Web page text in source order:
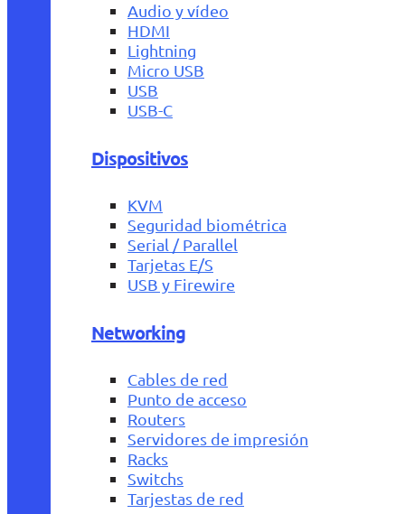
Audio y vídeo
HDMI
Lightning
Micro USB
USB
USB-C
Dispositivos
KVM
Seguridad biométrica
Serial / Parallel
Tarjetas E/S
USB y Firewire
Networking
Cables de red
Punto de acceso
Routers
Servidores de impresión
Racks
Switchs
Tarjestas de red